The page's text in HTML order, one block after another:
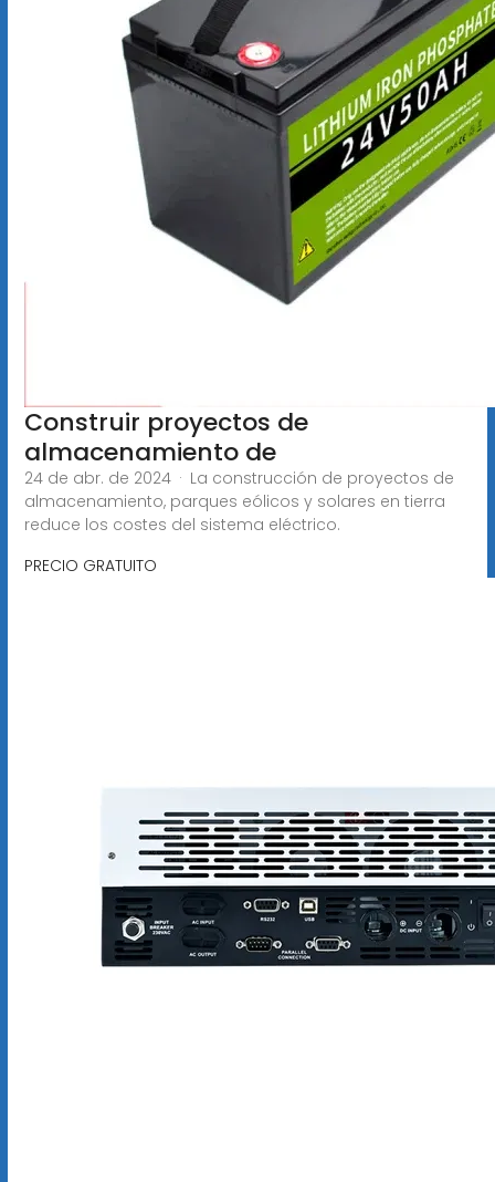
Construir proyectos de
almacenamiento de
24 de abr. de 2024 · La construcción de proyectos de
almacenamiento, parques eólicos y solares en tierra
reduce los costes del sistema eléctrico.
PRECIO GRATUITO